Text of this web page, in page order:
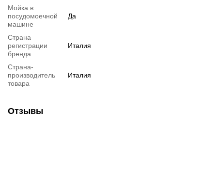
Мойка в
посудомоечной
машине
Да
Страна
регистрации
бренда
Италия
Страна-
производитель
товара
Италия
Отзывы